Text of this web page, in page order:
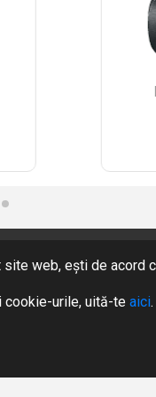
web, ești de acord
cookie-urile, uită-te aici.